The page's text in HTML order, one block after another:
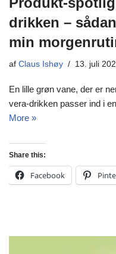
drikken –
min
af Claus Ishøy 13. juli
En lille grøn vane, der er
vera-drikken passer ind i
More »
Share this:
Facebook